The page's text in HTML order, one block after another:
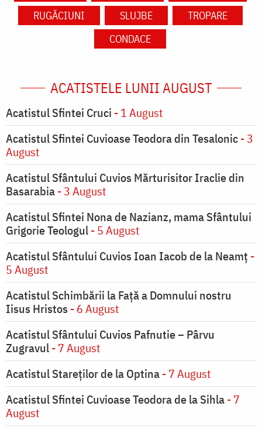
RUGĂCIUNI
SLUJBE
TROPARE
CONDACE
ACATISTELE LUNII AUGUST
Acatistul Sfintei Cruci - 1 August
Acatistul Sfintei Cuvioase Teodora din Tesalonic- 3
August
Acatistul Sfântului Cuvios Mărturisitor Iraclie din
Basarabia- 3 August
Acatistul Sfintei Nona de Nazianz, mama Sfântului
Grigorie Teologul- 5 August
Acatistul Sfântului Cuvios Ioan Iacob de la Neamț -
5 August
Acatistul Schimbării la Faţă a Domnului nostru
Iisus Hristos - 6 August
Acatistul Sfântului Cuvios Pafnutie – Pârvu
Zugravul- 7 August
Acatistul Stareţilor de la Optina- 7 August
Acatistul Sfintei Cuvioase Teodora de la Sihla- 7
August